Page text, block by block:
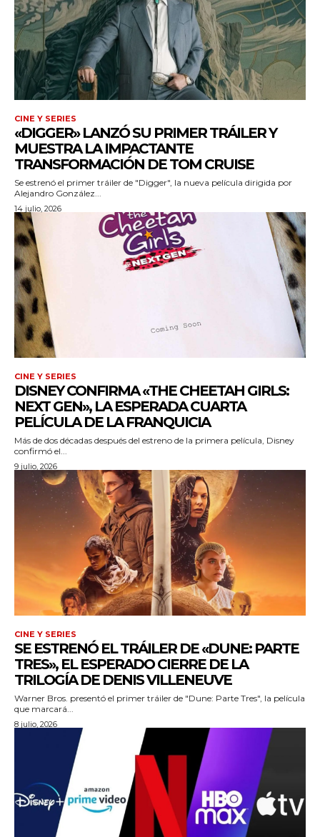
CINE Y SERIES
«DIGGER» LANZÓ SU PRIMER TRÁILER Y
MUESTRA LA IMPACTANTE
TRANSFORMACIÓN DE TOM CRUISE
Se estrenó el primer tráiler de "Digger", la nueva película dirigida por
Alejandro González...
14 julio, 2026
CINE Y SERIES
DISNEY CONFIRMA «THE CHEETAH GIRLS:
NEXT GEN», LA ESPERADA CUARTA
PELÍCULA DE LA FRANQUICIA
Más de dos décadas después del estreno de la primera película, Disney
confirmó el...
9 julio, 2026
CINE Y SERIES
SE ESTRENÓ EL TRÁILER DE «DUNE: PARTE
TRES», EL ESPERADO CIERRE DE LA
TRILOGÍA DE DENIS VILLENEUVE
Warner Bros. presentó el primer tráiler de "Dune: Parte Tres", la película
que marcará...
8 julio, 2026